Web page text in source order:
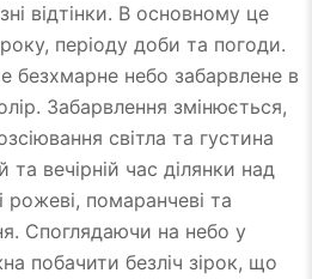
відтінки. В основному це
періоду доби та погоди.
безхмарне небо забарвлене в
Забарвлення змінюється,
світла та густина
та вечірній час ділянки над
рожеві, помаранчеві та
Споглядаючи на небо у
побачити безліч зірок, що